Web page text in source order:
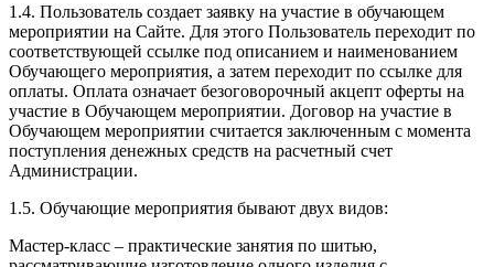
1.4. Пользователь создает заявку на участие в обучающем
мероприятии на Сайте. Для этого Пользователь переходит по
соответствующей ссылке под описанием и наименованием
Обучающего мероприятия, а затем переходит по ссылке для
оплаты. Оплата означает безоговорочный акцепт оферты на
участие в Обучающем мероприятии. Договор на участие в
Обучающем мероприятии считается заключенным с момента
поступления денежных средств на расчетный счет
Администрации.
1.5. Обучающие мероприятия бывают двух видов:
Мастер-класс – практические занятия по шитью,